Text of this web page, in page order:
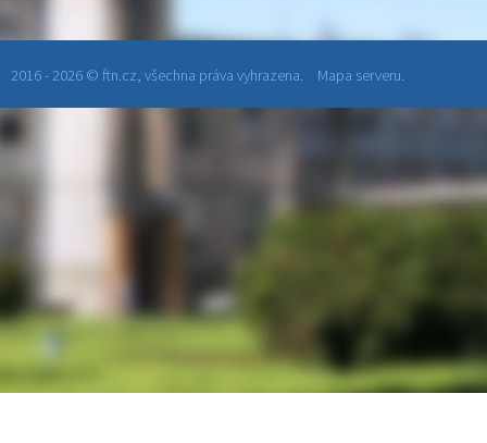
2016 - 2026 © ftn.cz, všechna práva vyhrazena. Mapa serveru.